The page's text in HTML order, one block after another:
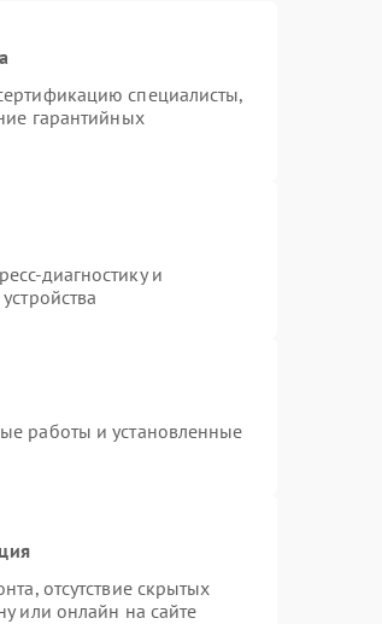
специалисты,
гарантийных
диагностику и
работы и установленные
отсутствие скрытых
или онлайн на сайте